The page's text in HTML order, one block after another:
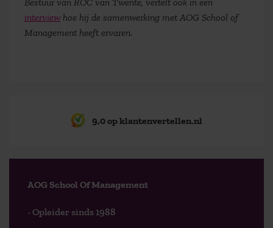
interview hoe hij de samenwerking met AOG School of
Management heeft ervaren.
9,0 op klantenvertellen.nl
AOG School Of Management
- Opleider sinds 1988